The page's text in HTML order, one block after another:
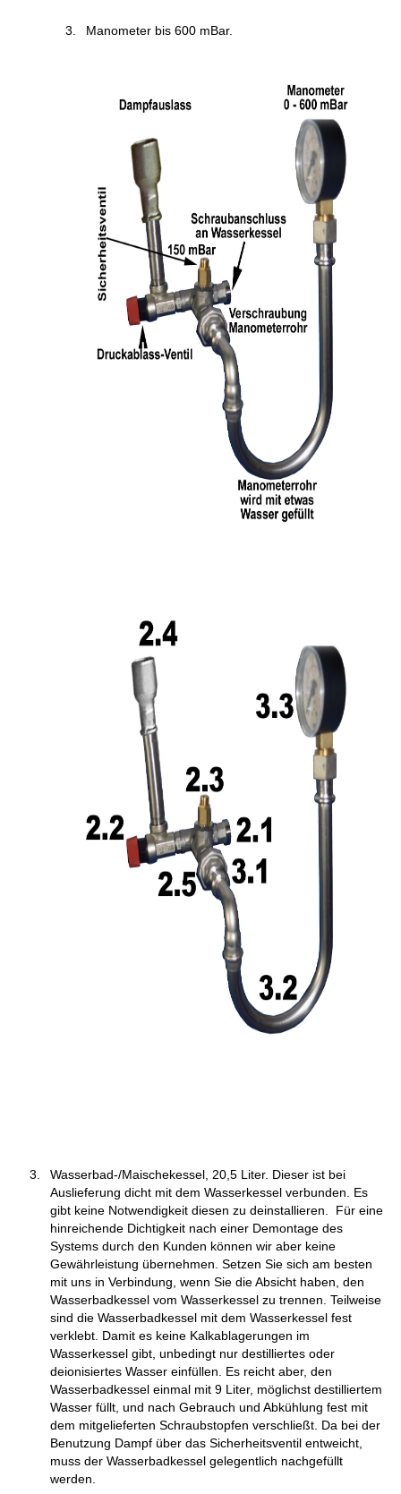
Manometer bis 600 mBar.
Wasserbad-/Maischekessel, 20,5 Liter. Dieser ist bei
Auslieferung dicht mit dem Wasserkessel verbunden. Es
gibt keine Notwendigkeit diesen zu deinstallieren. Für eine
hinreichende Dichtigkeit nach einer Demontage des
Systems durch den Kunden können wir aber keine
Gewährleistung übernehmen. Setzen Sie sich am besten
mit uns in Verbindung, wenn Sie die Absicht haben, den
Wasserbadkessel vom Wasserkessel zu trennen. Teilweise
sind die Wasserbadkessel mit dem Wasserkessel fest
verklebt. Damit es keine Kalkablagerungen im
Wasserkessel gibt, unbedingt nur destilliertes oder
deionisiertes Wasser einfüllen. Es reicht aber, den
Wasserbadkessel einmal mit 9 Liter, möglichst destilliertem
Wasser füllt, und nach Gebrauch und Abkühlung fest mit
dem mitgelieferten Schraubstopfen verschließt. Da bei der
Benutzung Dampf über das Sicherheitsventil entweicht,
muss der Wasserbadkessel gelegentlich nachgefüllt
werden.